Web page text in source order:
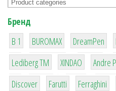
Бренд
B 1
1
BUROMAX
1
DreamPen
3
Lediberg ТМ
3
XINDAO
1
Andre
64
Discover
299
Farutti
4
Ferraghini